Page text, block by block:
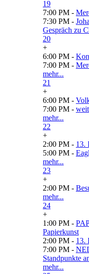
19
7:00 PM -
7:30 PM -
Gespräch zu
20
+
6:00 PM -
7:00 PM -
mehr...
21
+
6:00 PM -
7:00 PM -
mehr...
22
+
2:00 PM - 13.
5:00 PM -
mehr...
23
+
2:00 PM -
mehr...
24
+
1:00 PM -
Papierkunst
2:00 PM - 13.
7:00 PM -
Standpunkte
mehr...